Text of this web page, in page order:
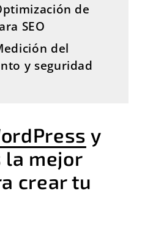
de
SEO
del
y seguridad
y
la mejor
crear tu